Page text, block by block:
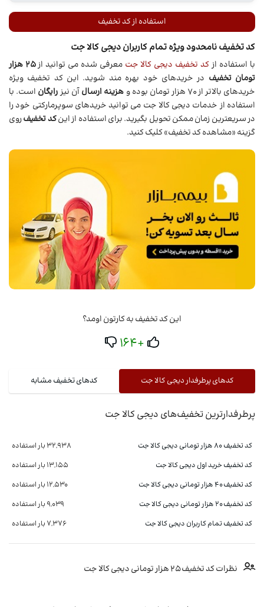
استفاده از کد تخفیف
کد تخفیف نامحدود ویژه تمام کاربران دیجی کالا جت
با استفاده ازکد تخفیف دیجی کالا جت معرفی شده می توانید از
25 هزار
تومان تخفیف در خریدهای خود بهره مند شوید. این کد تخفیف ویژه
خریدهای بالاتر از 70 هزار تومان بوده و
هزینه ارسالآن نیزرایگان است. با
استفاده از خدمات دیجی کالا جت می توانید خریدهای سوپرمارکتی خود را
در سریعترین زمان ممکن تحویل بگیرید. برای استفاده از اینکد تخفیفروی
گزینه «مشاهده کد تخفیف» کلیک کنید.
این کد تخفیف به کارتون اومد؟
+164
کدهای پرطرفدار دیجی کالا جت کدهای تخفیف مشابه
پرطرفدارترین تخفیف‌های دیجی کالا جت
کد تخفیف 80 هزار تومانی دیجی کالا جت
32,938 بار استفاده
کد تخفیف خرید اول دیجی کالا جت
13,155 بار استفاده
کد تخفیف 40 هزار تومانی دیجی کالا جت
12,530 بار استفاده
کد تخفیف 20 هزار تومانی دیجی کالا جت
9,039 بار استفاده
کد تخفیف تمام کاربران دیجی کالا جت
7,376 بار استفاده
نظرات کد تخفیف 25 هزار تومانی دیجی کالا جت